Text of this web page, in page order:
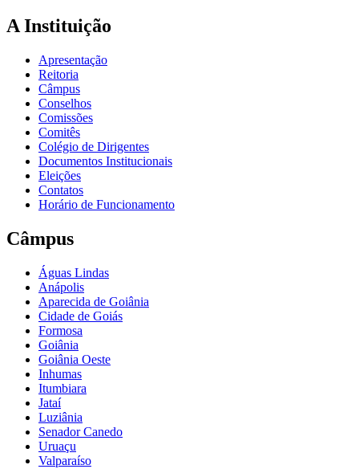
A Instituição
Apresentação
Reitoria
Câmpus
Conselhos
Comissões
Comitês
Colégio de Dirigentes
Documentos Institucionais
Eleições
Contatos
Horário de Funcionamento
Câmpus
Águas Lindas
Anápolis
Aparecida de Goiânia
Cidade de Goiás
Formosa
Goiânia
Goiânia Oeste
Inhumas
Itumbiara
Jataí
Luziânia
Senador Canedo
Uruaçu
Valparaíso